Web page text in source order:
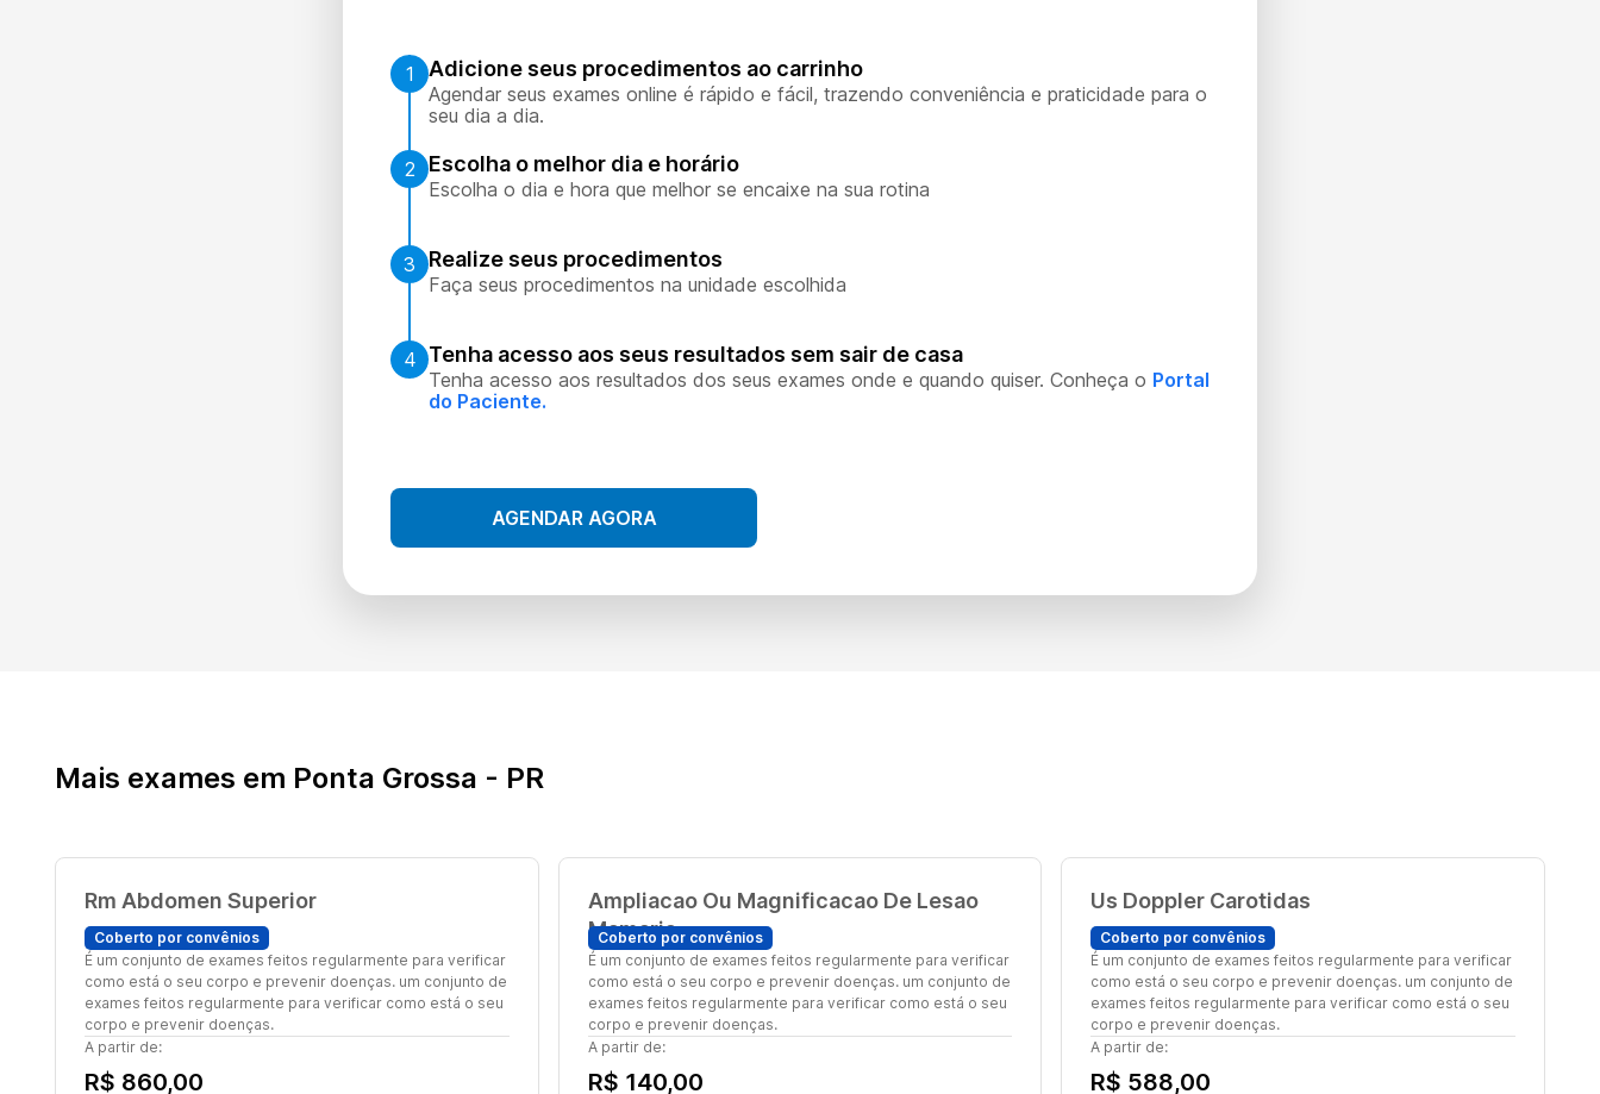
1 Adicione seus procedimentos ao carrinho
Agendar seus exames online é rápido e fácil, trazendo conveniência e praticidade para o
seu dia a dia.
2 Escolha o melhor dia e horário
Escolha o dia e hora que melhor se encaixe na sua rotina
3 Realize seus procedimentos
Faça seus procedimentos na unidade escolhida
4 Tenha acesso aos seus resultados sem sair de casa
Tenha acesso aos resultados dos seus exames onde e quando quiser. Conheça o Portal
do Paciente.
AGENDAR AGORA
Mais exames em Ponta Grossa - PR
Rm Abdomen Superior
Coberto por convênios
É um conjunto de exames feitos regularmente para verificar
como está o seu corpo e prevenir doenças. um conjunto de
exames feitos regularmente para verificar como está o seu
corpo e prevenir doenças.
A partir de:
R$ 860,00
Ampliacao Ou Magnificacao De Lesao
Mamaria
Coberto por convênios
É um conjunto de exames feitos regularmente para verificar
como está o seu corpo e prevenir doenças. um conjunto de
exames feitos regularmente para verificar como está o seu
corpo e prevenir doenças.
A partir de:
R$ 140,00
Us Doppler Carotidas
Coberto por convênios
É um conjunto de exames feitos regularmente para verificar
como está o seu corpo e prevenir doenças. um conjunto de
exames feitos regularmente para verificar como está o seu
corpo e prevenir doenças.
A partir de:
R$ 588,00